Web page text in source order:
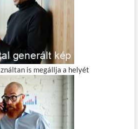
is megállja a helyét